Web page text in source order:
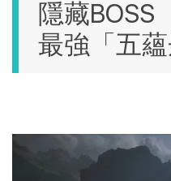
隱藏BOSS
最強「五